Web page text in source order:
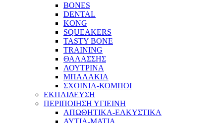
BONES
DENTAL
KONG
SQUEAKERS
TASTY BONE
TRAINING
ΘΑΛΑΣΣΗΣ
ΛΟΥΤΡΙΝΑ
ΜΠΑΛΑΚΙΑ
ΣΧΟΙΝΙΑ-ΚΟΜΠΟΙ
ΕΚΠΑΙΔΕΥΣΗ
ΠΕΡΙΠΟΙΗΣΗ ΥΓΙΕΙΝΗ
ΑΠΩΘΗΤΙΚΑ-ΕΛΚΥΣΤΙΚΑ